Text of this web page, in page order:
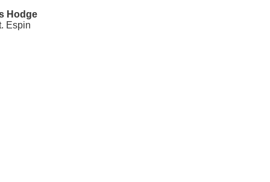
och action utan även på en
Hodge
Espin